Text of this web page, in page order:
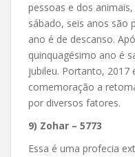
pessoas e dos
sábado, seis anos são
ano é de descanso.
quinquagésimo ano é
jubileu. Portanto, 2017
comemoração a
por diversos fatores.
9) Zohar – 5773
Essa é uma profecia